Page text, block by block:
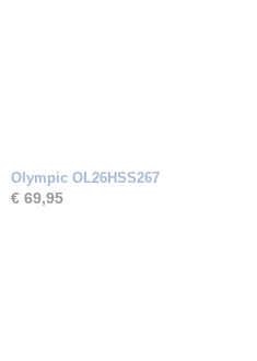
Olympic OL26HSS267
€ 69,95